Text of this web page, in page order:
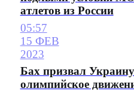
атлетов из России
05:57
15 ФЕВ
2023
Бах призвал
олимпийское